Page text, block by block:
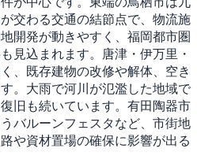
交わる交通の結節点で、物流施
開発が動きやすく、福岡都市圏
見込まれます。唐津・伊万里・
、既存建物の改修や解体、空き
。大雨で河川が氾濫した地域で
旧も続いています。有田陶器市
バルーンフェスタなど、市街地
や資材置場の確保に影響が出る